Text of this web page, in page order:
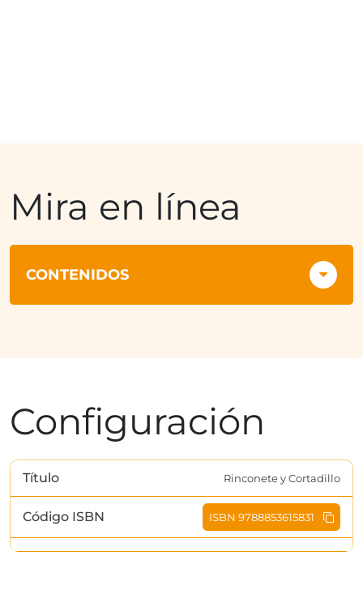
Mira en línea
CONTENIDOS
Configuración
Título Rinconete y Cortadillo
Código ISBN ISBN 9788853615831